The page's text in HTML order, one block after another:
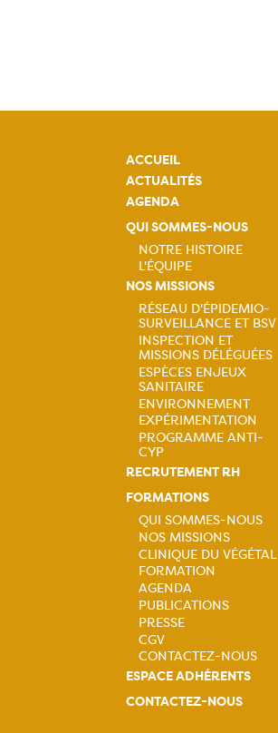
ACCUEIL
ACTUALITÉS
AGENDA
QUI SOMMES-NOUS
Navigation
principale
NOTRE HISTOIRE
L'ÉQUIPE
NOS MISSIONS
Navigation
principale
RÉSEAU D'ÉPIDEMIO-
SURVEILLANCE ET BSV
INSPECTION ET
MISSIONS DÉLÉGUÉES
ESPÈCES ENJEUX
SANITAIRE
ENVIRONNEMENT
EXPÉRIMENTATION
PROGRAMME ANTI-
CYP
RECRUTEMENT RH
FORMATIONS
Navigation
principale
QUI SOMMES-NOUS
NOS MISSIONS
CLINIQUE DU VÉGÉTAL
FORMATION
AGENDA
PUBLICATIONS
PRESSE
CGV
CONTACTEZ-NOUS
ESPACE ADHÉRENTS
CONTACTEZ-NOUS